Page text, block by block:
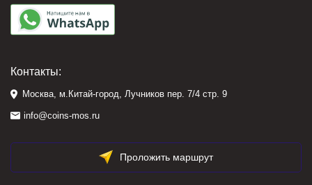
Контакты:
Москва, м.Китай-город, Лучников пер. 7/4 стр. 9
info@coins-mos.ru
Проложить маршрут